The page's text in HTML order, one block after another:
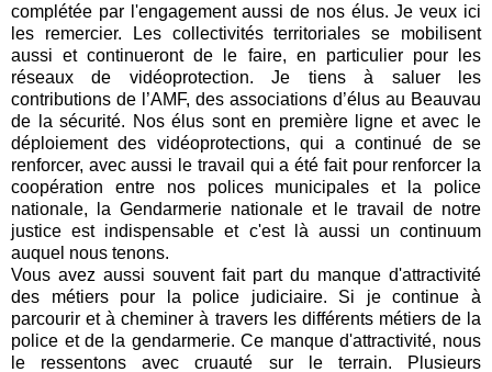
complétée par l'engagement aussi de nos élus. Je veux ici
les remercier. Les collectivités territoriales se mobilisent
aussi et continueront de le faire, en particulier pour les
réseaux de vidéoprotection. Je tiens à saluer les
contributions de l’AMF, des associations d’élus au Beauvau
de la sécurité. Nos élus sont en première ligne et avec le
déploiement des vidéoprotections, qui a continué de se
renforcer, avec aussi le travail qui a été fait pour renforcer la
coopération entre nos polices municipales et la police
nationale, la Gendarmerie nationale et le travail de notre
justice est indispensable et c'est là aussi un continuum
auquel nous tenons.
Vous avez aussi souvent fait part du manque d'attractivité
des métiers pour la police judiciaire. Si je continue à
parcourir et à cheminer à travers les différents métiers de la
police et de la gendarmerie. Ce manque d'attractivité, nous
le ressentons avec cruauté sur le terrain. Plusieurs